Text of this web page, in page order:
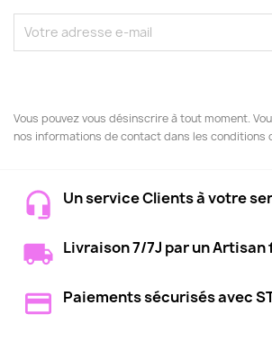
Vous pouvez vous désinscrire à tout moment.
nos informations de contact dans les conditions
Un service Clients à votre
Livraison 7/7J par un
Paiements sécurisés avec